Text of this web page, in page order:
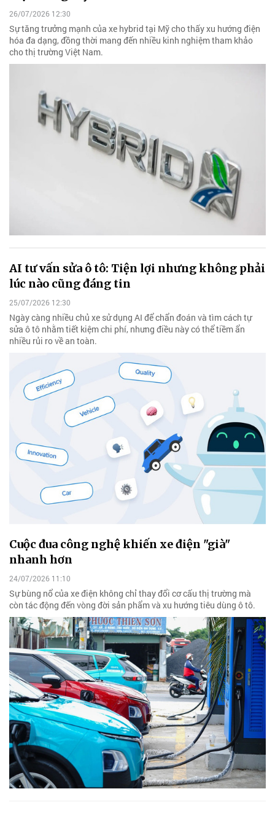
26/07/2026 12:30
Sự tăng trưởng mạnh của xe hybrid tại Mỹ cho thấy xu hướng điện
hóa đa dạng, đồng thời mang đến nhiều kinh nghiệm tham khảo
cho thị trường Việt Nam.
AI tư vấn sửa ô tô: Tiện lợi nhưng không phải
lúc nào cũng đáng tin
25/07/2026 12:30
Ngày càng nhiều chủ xe sử dụng AI để chẩn đoán và tìm cách tự
sửa ô tô nhằm tiết kiệm chi phí, nhưng điều này có thể tiềm ẩn
nhiều rủi ro về an toàn.
Cuộc đua công nghệ khiến xe điện "già"
nhanh hơn
24/07/2026 11:10
Sự bùng nổ của xe điện không chỉ thay đổi cơ cấu thị trường mà
còn tác động đến vòng đời sản phẩm và xu hướng tiêu dùng ô tô.